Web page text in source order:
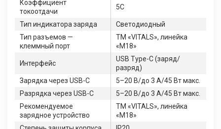
Коэффициент
токоотдачи
5C
Тип индикатора заряда
Светодиодный
Тип разъемов —
клеммный порт
TM «VITALS», линейка
«M18»
Интерфейс
USB Type-C (заряд/
разряд)
Зарядка через USB-C
5–20 В/до 3 A/45 Вт макс.
Разрядка через USB-C
5–20 В/до 3 A/45 Вт макс.
Рекомендуемое
зарядное устройство
TM «VITALS», линейка
«M18»